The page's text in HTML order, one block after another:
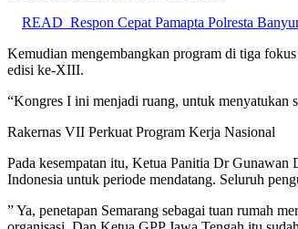
READ Respon Cepat Pamapta Polresta
Kemudian mengembangkan program di tiga
edisi ke-XIII.
“Kongres I ini menjadi ruang, untuk menyatukan
Rakernas VII Perkuat Program Kerja Nasional
Pada kesempatan itu, Ketua Panitia Dr
Indonesia untuk periode mendatang. Seluruh
” Ya, penetapan Semarang sebagai tuan rumah